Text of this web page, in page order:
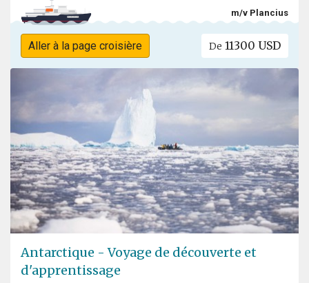
m/v Plancius
Aller à la page croisière De 11300 USD
Antarctique - Voyage de découverte et
d'apprentissage